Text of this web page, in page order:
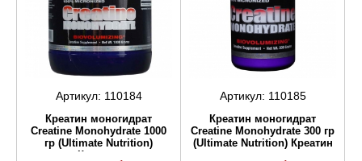
Артикул: 110184
Креатин моногидрат
Creatine Monohydrate 1000
гр (Ultimate Nutrition)
Креатин
Артикул: 110185
Креатин моногидрат
Creatine Monohydrate 300 гр
(Ultimate Nutrition) Креатин